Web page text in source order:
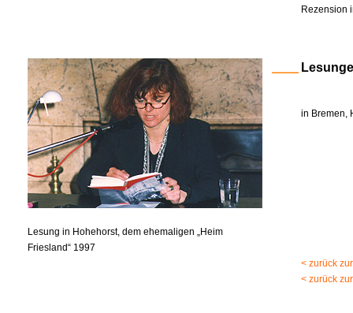
Rezension
Lesung in Hohehorst, dem ehemaligen „Heim
Friesland“ 1997
in Bremen,
< zurück
< zurück